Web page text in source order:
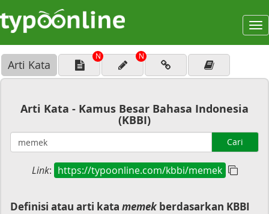
Arti Kata
N N
Arti Kata - Kamus Besar Bahasa Indonesia
(KBBI)
Cari
Link: https://typoonline.com/kbbi/memek
Definisi atau arti kata memekberdasarkan KBBI